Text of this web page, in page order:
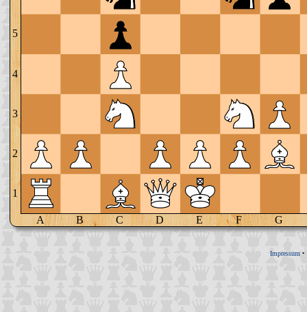
5
4
3
2
1
A B C D E F G
Impressum •